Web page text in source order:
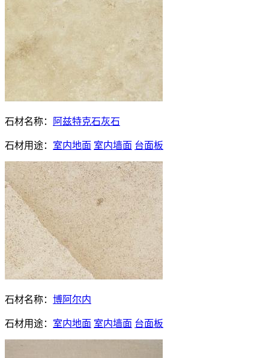
石材名称： 阿兹特克石灰石
石材用途： 室内地面 室内墙面 台面板
石材名称： 博阿尔内
石材用途： 室内地面 室内墙面 台面板